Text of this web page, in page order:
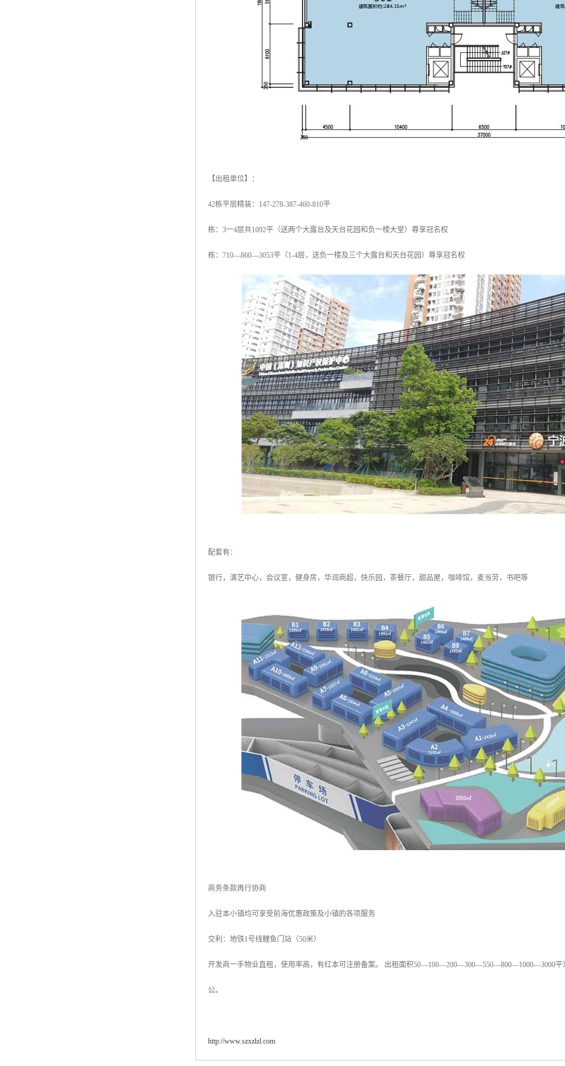
【出租单位】：
42栋平层精装：147-278-387-460-810平
栋：3一4层共1092平（送两个大露台及天台花园和负一楼大堂）尊享冠名权
栋：710—860—3053平（1-4层，送负一楼及三个大露台和天台花园）尊享冠名权
配套有：
银行，演艺中心，会议室，健身房，华润商超，快乐园，茶餐厅，甜品屋，咖啡馆，麦当劳，书吧等
商务条款再行协商
入驻本小镇均可享受前海优惠政策及小镇的各项服务
交利：地铁1号线鲤鱼门站（50米）
开发商一手物业直租，使用率高，有红本可注册备案。 出租面积50—100—200—300—550—800—1000—3000平
公。
http://www.szxzlzl.com